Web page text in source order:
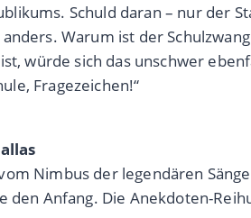
Schuld daran – nur der
Warum ist der
würde sich das unschwer
Fragezeichen!“
Nimbus der legendären
Anfang. Die Anekdoten-